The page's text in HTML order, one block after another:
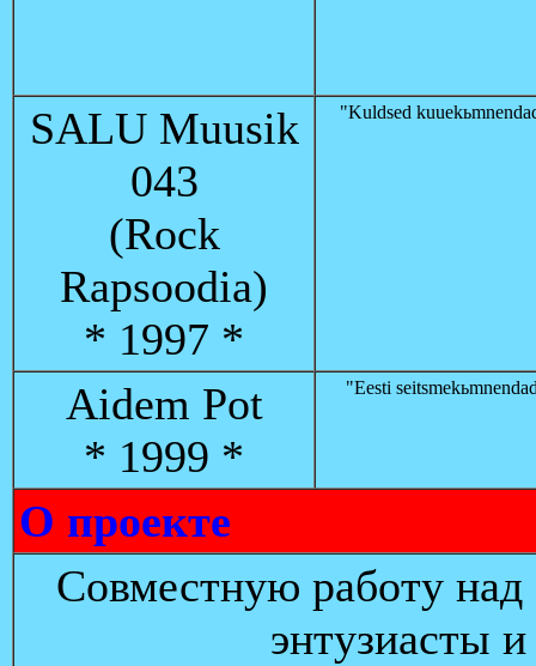
SALU Muusik
043
(Rock
Rapsoodia)
* 1997 *
"Kuldsed
Aidem Pot
* 1999 *
"Eesti
О проекте
Совместную работу
энтузиасты